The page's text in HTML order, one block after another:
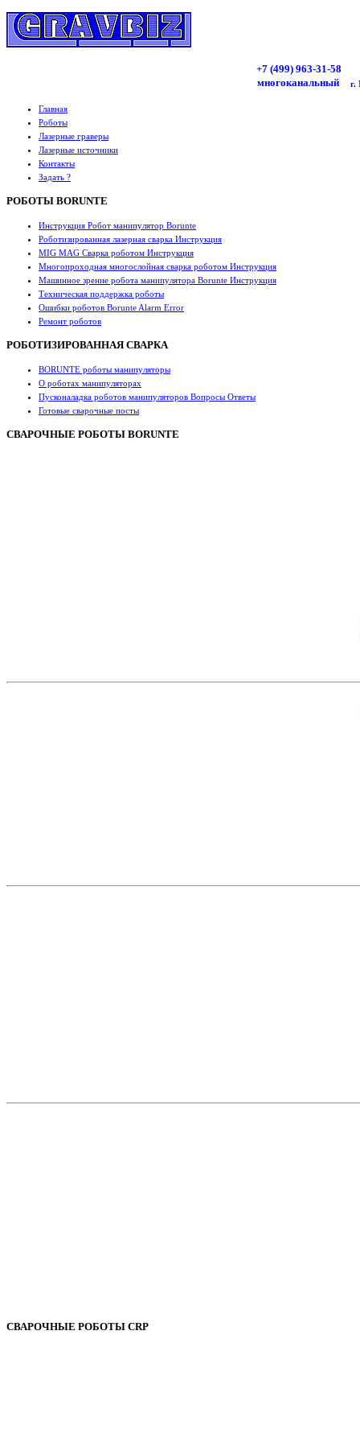
+7 (499) 963-31-58
многоканальный
г.
Главная
Роботы
Лазерные граверы
Лазерные источники
Контакты
Задать ?
РОБОТЫ BORUNTE
Инструкция Робот манипулятор Borunte
Роботизированная лазерная сварка Инструкция
MIG MAG Сварка роботом Инструкция
Многопроходная многослойная сварка роботом Инструкция
Машинное зрение робота манипулятора Borunte Инструкция
Техническая поддержка роботы
Ошибки роботов Borunte Alarm Error
Ремонт роботов
РОБОТИЗИРОВАННАЯ СВАРКА
BORUNTE роботы манипуляторы
О роботах манипуляторах
Пусконаладка роботов манипуляторов Вопросы Ответы
Готовые сварочные посты
СВАРОЧНЫЕ РОБОТЫ BORUNTE
СВАРОЧНЫЕ РОБОТЫ CRP